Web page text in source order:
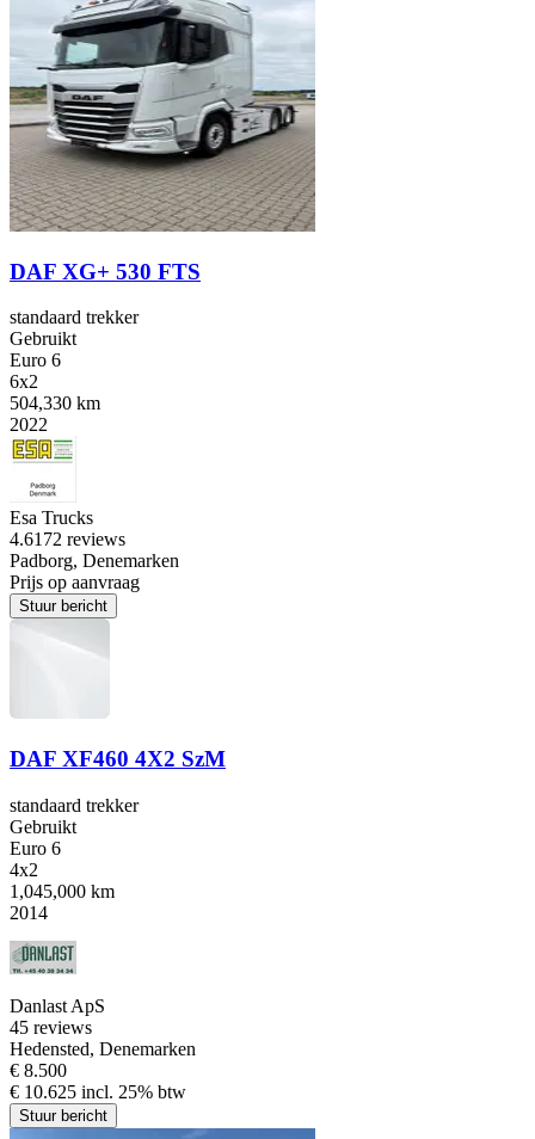
DAF XG+ 530 FTS
standaard trekker
Gebruikt
Euro 6
6x2
504,330 km
2022
Esa Trucks
4.6172 reviews
Padborg, Denemarken
Prijs op aanvraag
Stuur bericht
DAF XF460 4X2 SzM
standaard trekker
Gebruikt
Euro 6
4x2
1,045,000 km
2014
Danlast ApS
45 reviews
Hedensted, Denemarken
€ 8.500
€ 10.625 incl. 25% btw
Stuur bericht